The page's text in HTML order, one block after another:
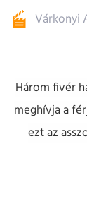
Várkonyi
Három fivér
meghívja a
ezt az